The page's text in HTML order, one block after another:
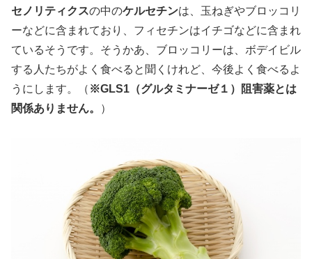
セノリティクスの中のケルセチンは、玉ねぎやブロッコリ
ーなどに含まれており、フィセチンはイチゴなどに含まれ
ているそうです。そうかあ、ブロッコリーは、ボデイビル
する人たちがよく食べると聞くけれど、今後よく食べるよ
うにします。（ ※GLS1（グルタミナーゼ１）阻害薬とは
関係ありません。
）